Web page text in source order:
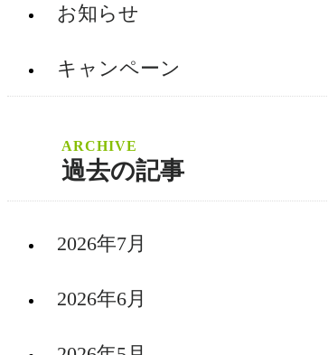
お知らせ
キャンペーン
過去の記事
2026年7月
2026年6月